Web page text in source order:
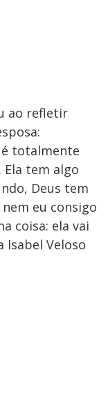
ao refletir
totalmente
tem algo
Deus tem
eu consigo
coisa: ela vai
Isabel Veloso